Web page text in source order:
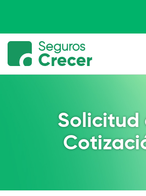
Solicitud